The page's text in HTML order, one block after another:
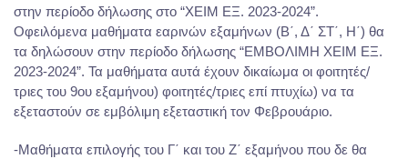
στην περίοδο δήλωσης στο “ΧΕΙΜ ΕΞ. 2023-2024”.
Οφειλόμενα μαθήματα εαρινών εξαμήνων (Β΄, Δ΄ ΣΤ΄, Η΄) θα
τα δηλώσουν στην περίοδο δήλωσης “ΕΜΒΟΛΙΜΗ ΧΕΙΜ ΕΞ.
2023-2024”. Τα μαθήματα αυτά έχουν δικαίωμα οι φοιτητές/
τριες του 9ου εξαμήνου) φοιτητές/τριες επί πτυχίω) να τα
εξεταστούν σε εμβόλιμη εξεταστική τον Φεβρουάριο.
-Μαθήματα επιλογής του Γ΄ και του Ζ΄ εξαμήνου που δε θα